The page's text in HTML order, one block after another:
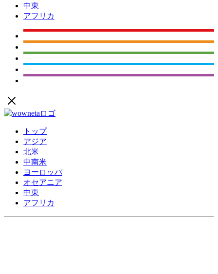
中東
アフリカ
トップ
アジア
北米
中南米
ヨーロッパ
オセアニア
中東
アフリカ